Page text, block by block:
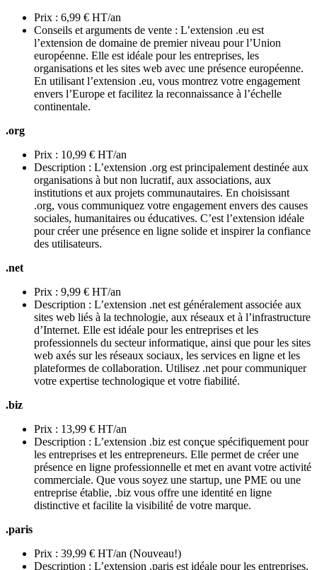
Prix : 6,99 € HT/an
Conseils et arguments de vente : L’extension .eu est
l’extension de domaine de premier niveau pour l’Union
européenne. Elle est idéale pour les entreprises, les
organisations et les sites web avec une présence européenne.
En utilisant l’extension .eu, vous montrez votre engagement
envers l’Europe et facilitez la reconnaissance à l’échelle
continentale.
.org
Prix : 10,99 € HT/an
Description : L’extension .org est principalement destinée aux
organisations à but non lucratif, aux associations, aux
institutions et aux projets communautaires. En choisissant
.org, vous communiquez votre engagement envers des causes
sociales, humanitaires ou éducatives. C’est l’extension idéale
pour créer une présence en ligne solide et inspirer la confiance
des utilisateurs.
.net
Prix : 9,99 € HT/an
Description : L’extension .net est généralement associée aux
sites web liés à la technologie, aux réseaux et à l’infrastructure
d’Internet. Elle est idéale pour les entreprises et les
professionnels du secteur informatique, ainsi que pour les sites
web axés sur les réseaux sociaux, les services en ligne et les
plateformes de collaboration. Utilisez .net pour communiquer
votre expertise technologique et votre fiabilité.
.biz
Prix : 13,99 € HT/an
Description : L’extension .biz est conçue spécifiquement pour
les entreprises et les entrepreneurs. Elle permet de créer une
présence en ligne professionnelle et met en avant votre activité
commerciale. Que vous soyez une startup, une PME ou une
entreprise établie, .biz vous offre une identité en ligne
distinctive et facilite la visibilité de votre marque.
.paris
Prix : 39,99 € HT/an (Nouveau!)
Description : L’extension .paris est idéale pour les entreprises,